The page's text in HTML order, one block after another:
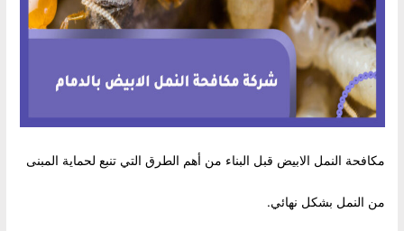
مكافحة النمل الابيض قبل البناء من أهم الطرق التي تنبع لحماية المبنى
من النمل بشكل نهائي.